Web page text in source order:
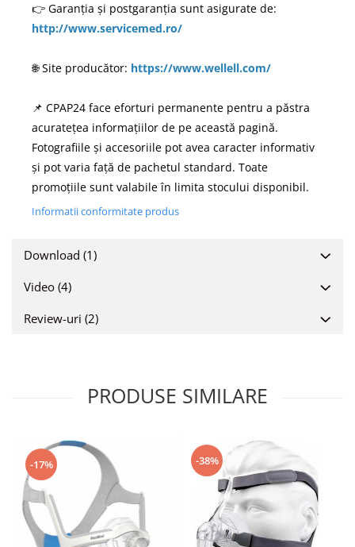
👉 Garanția și postgaranția sunt asigurate de:
http://www.servicemed.ro/
🌐 Site producător: https://www.wellell.com/
📌 CPAP24 face eforturi permanente pentru a păstra
acuratețea informațiilor de pe această pagină.
Fotografiile și accesoriile pot avea caracter informativ
și pot varia față de pachetul standard. Toate
promoțiile sunt valabile în limita stocului disponibil.
Informatii conformitate produs
Download (1)
Video (4)
Review-uri (2)
PRODUSE SIMILARE
-17% -38%